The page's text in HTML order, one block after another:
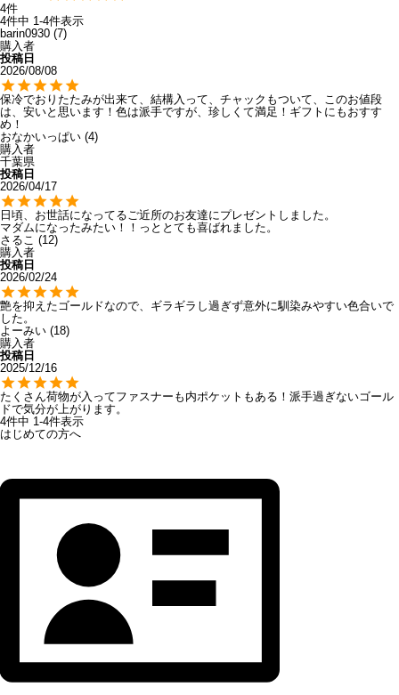
4
4件中 1 -4件表示
barin0930 7
購入者
投稿日
2026/08/08
保冷でおりたたみが出来て、結構入って、チャックもついて、このお値段
は、安いと思います！色は派手ですが、珍しくて満足！ギフトにもおすす
め！
おなかいっぱい 4
購入者
千葉県
投稿日
2026/04/17
日頃、お世話になってるご近所のお友達にプレゼントしました。
マダムになったみたい！！っととても喜ばれました。
さるこ
12
購入者
投稿日
2026/02/24
艶を抑えたゴールドなので、ギラギラし過ぎず意外に馴染みやすい色合いで
した。
よーみい 18
購入者
投稿日
2025/12/16
たくさん荷物が入ってファスナーも内ポケットもある！派手過ぎないゴール
ドで気分が上がります。
4件中 1 -4件表示
はじめての方へ